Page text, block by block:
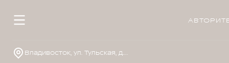
Владивосток, ул. Тульская, д. 22